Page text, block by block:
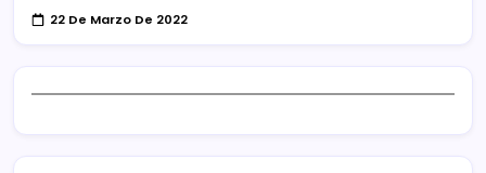
22 De Marzo De 2022